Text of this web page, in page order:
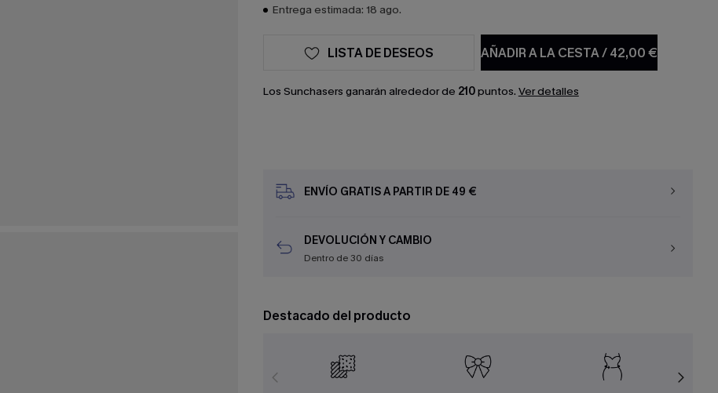
Entrega estimada: 18 ago.
AÑADIR A LA CESTA/42,00 €
LISTA DE DESEOS
Los Sunchasers ganarán alrededor de 210puntos. Ver detalles
ENVÍO GRATIS A PARTIR DE 49 €
DEVOLUCIÓN Y CAMBIO
Dentro de 30 días
Destacado del producto